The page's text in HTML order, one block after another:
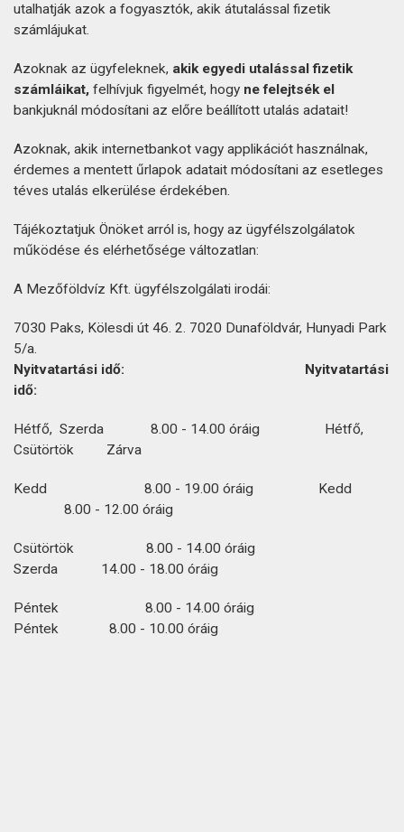
utalhatják azok a fogyasztók, akik átutalással fizetik
számlájukat.
Azoknak az ügyfeleknek, akik egyedi utalással fizetik
számláikat, felhívjuk figyelmét, hogy ne felejtsék el
bankjuknál módosítani az előre beállított utalás adatait!
Azoknak, akik internetbankot vagy applikációt használnak,
érdemes a mentett űrlapok adatait módosítani az esetleges
téves utalás elkerülése érdekében.
Tájékoztatjuk Önöket arról is, hogy az ügyfélszolgálatok
működése és elérhetősége változatlan:
A Mezőföldvíz Kft. ügyfélszolgálati irodái:
7030 Paks, Kölesdi út 46. 2. 7020 Dunaföldvár, Hunyadi Park
5/a.
Nyitvatartási idő: Nyitvatartási
idő:
Hétfő, Szerda 8.00 - 14.00 óráig Hétfő,
Csütörtök Zárva
Kedd 8.00 - 19.00 óráig Kedd
8.00 - 12.00 óráig
Csütörtök 8.00 - 14.00 óráig
Szerda 14.00 - 18.00 óráig
Péntek 8.00 - 14.00 óráig
Péntek 8.00 - 10.00 óráig